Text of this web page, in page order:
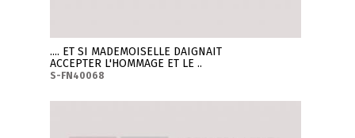
.... ET SI MADEMOISELLE DAIGNAIT
ACCEPTER L'HOMMAGE ET LE ..
S-FN40068